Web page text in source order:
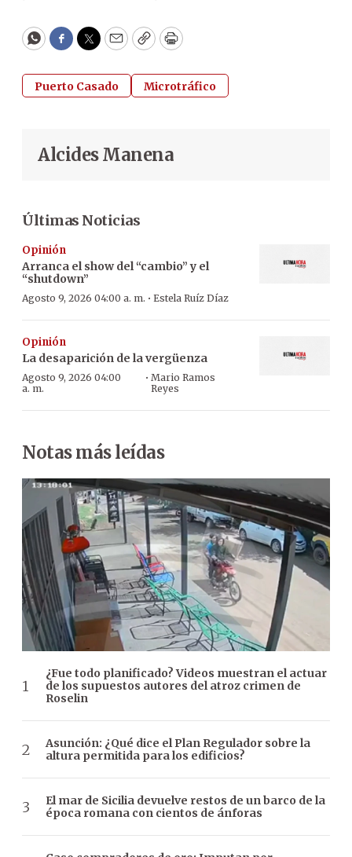
WhatsApp
Facebook
Twitter
EmailCopyPrint
Puerto Casado Microtráfico
Alcides Manena
Últimas Noticias
Opinión
Arranca el show del “cambio” y el
“shutdown”
Agosto 9, 2026 04:00 a. m. · Estela Ruíz Díaz
Opinión
La desaparición de la vergüenza
Agosto 9, 2026 04:00
a. m.
· Mario Ramos
Reyes
Notas más leídas
¿Fue todo planificado? Videos muestran el actuar
de los supuestos autores del atroz crimen de
Roselin
Asunción: ¿Qué dice el Plan Regulador sobre la
altura permitida para los edificios?
El mar de Sicilia devuelve restos de un barco de la
época romana con cientos de ánforas